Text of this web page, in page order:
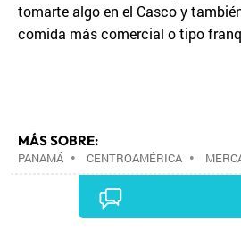
tomarte algo en el Casco y
comida más comercial o tipo
MÁS SOBRE:
PANAMÁ • CENTROAMÉRICA •
ESTABLECIMIENTOS COMERCIALES•
LATINOAMÉRICA•
•